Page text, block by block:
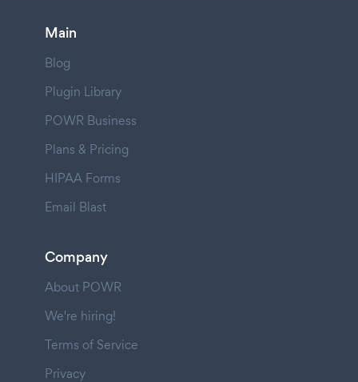
Main
Blog
Plugin Library
POWR Business
Plans & Pricing
HIPAA Forms
Email Blast
Company
About POWR
We're hiring!
Terms of Service
Privacy